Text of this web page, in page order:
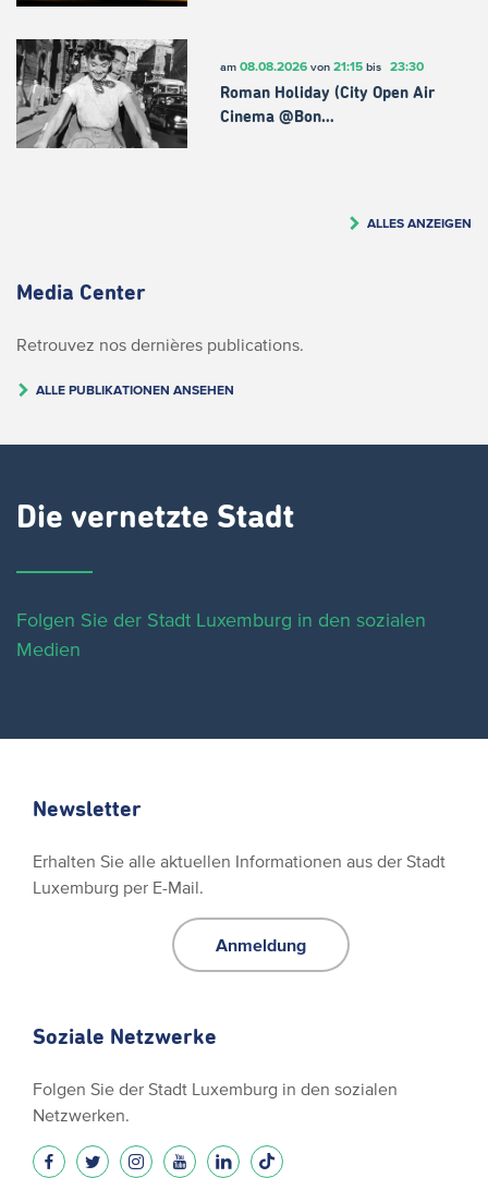
am 08.08.2026von 21:15bis 23:30
Roman Holiday (City Open Air
Cinema @Bon…
ALLES ANZEIGEN
Media Center
Retrouvez nos dernières publications.
ALLE PUBLIKATIONEN ANSEHEN
Die vernetzte Stadt
Folgen Sie der Stadt Luxemburg in den sozialen
Medien
Newsletter
Erhalten Sie alle aktuellen Informationen aus der Stadt
Luxemburg per E-Mail.
Anmeldung
Soziale Netzwerke
Folgen Sie der Stadt Luxemburg in den sozialen
Netzwerken.